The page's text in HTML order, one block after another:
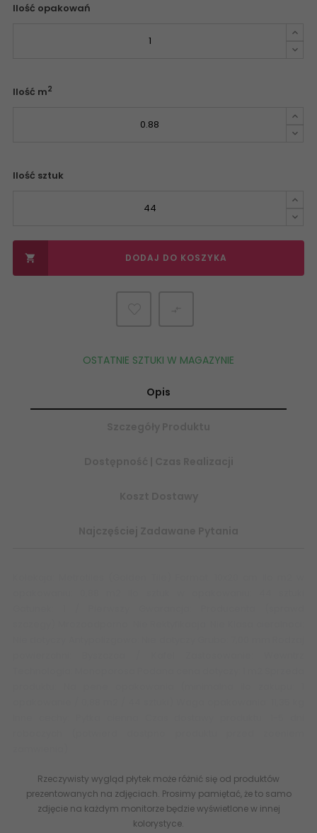
Ilość opakowań
Ilość m2
Ilość sztuk
 DODAJ DO KOSZYKA
OSTATNIE SZTUKI W MAGAZYNIE
Opis
Rzeczywisty wygląd płytek może różnić się od produktów
prezentowanych na zdjęciach. Prosimy pamiętać, że to samo
zdjęcie na każdym monitorze będzie wyświetlone w innej
kolorystyce.